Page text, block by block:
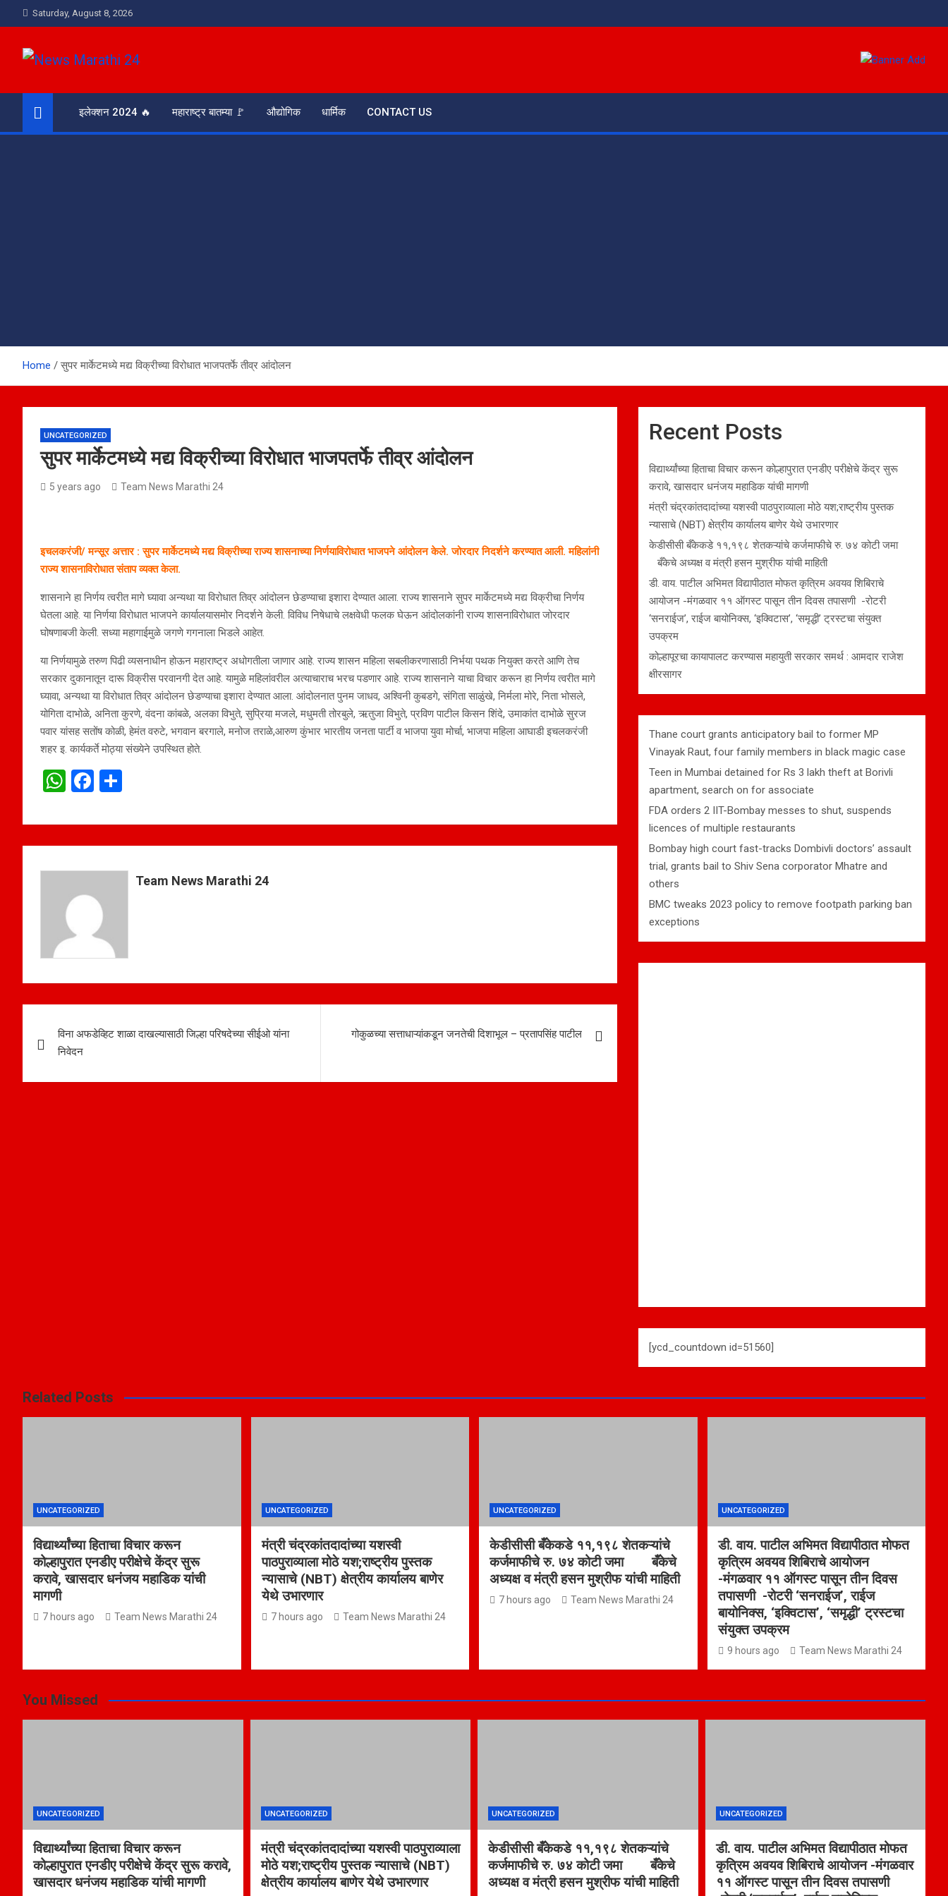
to
Saturday, August 8, 2026
News Marathi 24
इलेक्शन 2024 🔥 महाराष्ट्र बातम्या 🚩 औद्योगिक धार्मिक CONTACT US
Home सुपर मार्केटमध्ये मद्य विक्रीच्या विरोधात भाजपतर्फे तीव्र आंदोलन
UNCATEGORIZED
सुपर मार्केटमध्ये मद्य विक्रीच्या विरोधात भाजपतर्फे तीव्र आंदोलन
5 years ago Team News Marathi 24
इचलकरंजी/ मन्सूर अत्तार : सुपर मार्केटमध्ये मद्य विक्रीच्या राज्य शासनाच्या निर्णयाविरोधात भाजपने आंदोलन केले. जोरदार निदर्शने करण्यात आली. महिलांनी
राज्य शासनाविरोधात संताप व्यक्त केला.
शासनाने हा निर्णय त्वरीत मागे घ्यावा अन्यथा या विरोधात तिव्र आंदोलन छेडण्याचा इशारा देण्यात आला. राज्य शासनाने सुपर मार्केटमध्ये मद्य विक्रीचा निर्णय
घेतला आहे. या निर्णया विरोधात भाजपने कार्यालयासमोर निदर्शने केली. विविध निषेधाचे लक्षवेधी फलक घेऊन आंदोलकांनी राज्य शासनाविरोधात जोरदार
घोषणाबजी केली. सध्या महागाईमुळे जगणे गगनाला भिडले आहेत.
या निर्णयामुळे तरुण पिढी व्यसनाधीन होऊन महाराष्ट्र अधोगतीला जाणार आहे. राज्य शासन महिला सबलीकरणासाठी निर्भया पथक नियुक्त करते आणि तेच
सरकार दुकानातून दारू विक्रीस परवानगी देत आहे. यामुळे महिलांवरील अत्याचाराच भरच पडणार आहे. राज्य शासनाने याचा विचार करून हा निर्णय त्वरीत मागे
घ्यावा, अन्यथा या विरोधात तिव्र आंदोलन छेडण्याचा इशारा देण्यात आला. आंदोलनात पुनम जाधव, अश्‍विनी कुबडगे, संगिता साळुंखे, निर्मला मोरे, निता भोसले,
योगिता दाभोळे, अनिता कुरणे, वंदना कांबळे, अलका विभुते, सुप्रिया मजले, मधुमती तोरबुले, ऋतुजा विभुते, प्रविण पाटील किसन शिंदे, उमाकांत दाभोळे सुरज
पवार यांसह सतोंष कोळी, हेमंत वरुटे, भगवान बरगाले, मनोज तराळे,आरुण कुंभार भारतीय जनता पार्टी व भाजपा युवा मोर्चा, भाजपा महिला आघाडी इचलकरंजी
शहर इ. कार्यकर्ते मोठ्या संख्येने उपस्थित होते.
W
at
s
A
p
p
F
ce
b
o
o
k
ar
e
Team News Marathi 24
navigation
विना अफडेव्हिट शाळा दाखल्यासाठी जिल्हा परिषदेच्या सीईओ यांना
निवेदन
गोकुळच्या सत्ताधाऱ्यांकडून जनतेची दिशाभूल – प्रतापसिंह पाटील
Recent Posts
विद्यार्थ्यांच्या हिताचा विचार करून कोल्हापुरात एनडीए परीक्षेचे केंद्र सुरू
करावे, खासदार धनंजय महाडिक यांची मागणी
मंत्री चंद्रकांतदादांच्या यशस्वी पाठपुराव्याला मोठे यश;राष्ट्रीय पुस्तक
न्यासाचे (NBT) क्षेत्रीय कार्यालय बाणेर येथे उभारणार
केडीसीसी बँकेकडे ११,१९८ शेतकऱ्यांचे कर्जमाफीचे रु. ७४ कोटी जमा
बँकेचे अध्यक्ष व मंत्री हसन मुश्रीफ यांची माहिती
डी. वाय. पाटील अभिमत विद्यापीठात मोफत कृत्रिम अवयव शिबिराचे
आयोजन -मंगळवार ११ ऑगस्ट पासून तीन दिवस तपासणी -रोटरी
‘सनराईज’, राईज बायोनिक्स, ‘इक्विटास’, ‘समृद्धी’ ट्रस्टचा संयुक्त
उपक्रम
कोल्हापूरचा कायापालट करण्यास महायुती सरकार समर्थ : आमदार राजेश
क्षीरसागर
Thane court grants anticipatory bail to former MP
Vinayak Raut, four family members in black magic case
Teen in Mumbai detained for Rs 3 lakh theft at Borivli
apartment, search on for associate
FDA orders 2 IIT-Bombay messes to shut, suspends
licences of multiple restaurants
Bombay high court fast-tracks Dombivli doctors’ assault
trial, grants bail to Shiv Sena corporator Mhatre and
others
BMC tweaks 2023 policy to remove footpath parking ban
exceptions
[ycd_countdown id=51560]
Related Posts
UNCATEGORIZED
विद्यार्थ्यांच्या हिताचा विचार करून
कोल्हापुरात एनडीए परीक्षेचे केंद्र सुरू
करावे, खासदार धनंजय महाडिक यांची
मागणी
7 hours ago Team News Marathi 24
UNCATEGORIZED
मंत्री चंद्रकांतदादांच्या यशस्वी
पाठपुराव्याला मोठे यश;राष्ट्रीय पुस्तक
न्यासाचे (NBT) क्षेत्रीय कार्यालय बाणेर
येथे उभारणार
7 hours ago Team News Marathi 24
UNCATEGORIZED
केडीसीसी बँकेकडे ११,१९८ शेतकऱ्यांचे
कर्जमाफीचे रु. ७४ कोटी जमा बँकेचे
अध्यक्ष व मंत्री हसन मुश्रीफ यांची माहिती
7 hours ago Team News Marathi 24
UNCATEGORIZED
डी. वाय. पाटील अभिमत विद्यापीठात मोफत
कृत्रिम अवयव शिबिराचे आयोजन
-मंगळवार ११ ऑगस्ट पासून तीन दिवस
तपासणी -रोटरी ‘सनराईज’, राईज
बायोनिक्स, ‘इक्विटास’, ‘समृद्धी’ ट्रस्टचा
संयुक्त उपक्रम
9 hours ago Team News Marathi 24
You Missed
UNCATEGORIZED
विद्यार्थ्यांच्या हिताचा विचार करून
कोल्हापुरात एनडीए परीक्षेचे केंद्र सुरू करावे,
खासदार धनंजय महाडिक यांची मागणी
UNCATEGORIZED
मंत्री चंद्रकांतदादांच्या यशस्वी पाठपुराव्याला
मोठे यश;राष्ट्रीय पुस्तक न्यासाचे (NBT)
क्षेत्रीय कार्यालय बाणेर येथे उभारणार
UNCATEGORIZED
केडीसीसी बँकेकडे ११,१९८ शेतकऱ्यांचे
कर्जमाफीचे रु. ७४ कोटी जमा बँकेचे
अध्यक्ष व मंत्री हसन मुश्रीफ यांची माहिती
UNCATEGORIZED
डी. वाय. पाटील अभिमत विद्यापीठात मोफत
कृत्रिम अवयव शिबिराचे आयोजन -मंगळवार
११ ऑगस्ट पासून तीन दिवस तपासणी